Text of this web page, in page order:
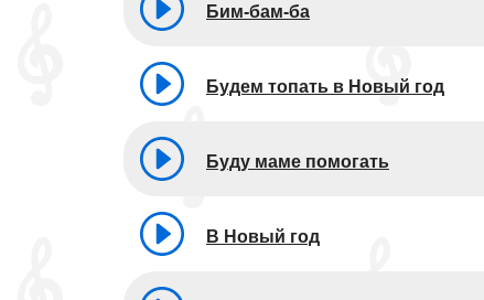
Бим-бам-ба
Будем топать в Новый год
Буду маме помогать
В Новый год